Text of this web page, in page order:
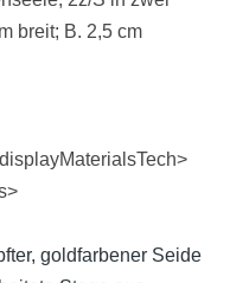
breit; B. 2,5 cm
goldfarbener Seide